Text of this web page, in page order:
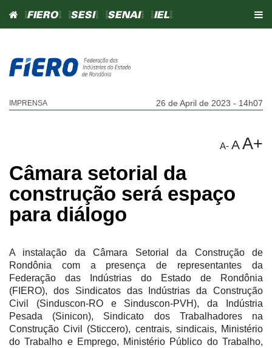
=FIERO= =SESI= =SENAI= =IEL=
IMPRENSA 26 de April de 2023 - 14h07
A- AA+
Câmara setorial da
construção será espaço
para diálogo
A instalação da Câmara Setorial da Construção de
Rondônia com a presença de representantes da
Federação das Indústrias do Estado de Rondônia
(FIERO), dos Sindicatos das Indústrias da Construção
Civil (Sinduscon-RO e Sinduscon-PVH), da Indústria
Pesada (Sinicon), Sindicato dos Trabalhadores na
Construção Civil (Sticcero), centrais, sindicais, Ministério
do Trabalho e Emprego, Ministério Público do Trabalho,